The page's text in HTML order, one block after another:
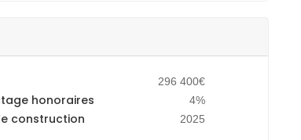
296 400€
honoraires 4%
construction 2025